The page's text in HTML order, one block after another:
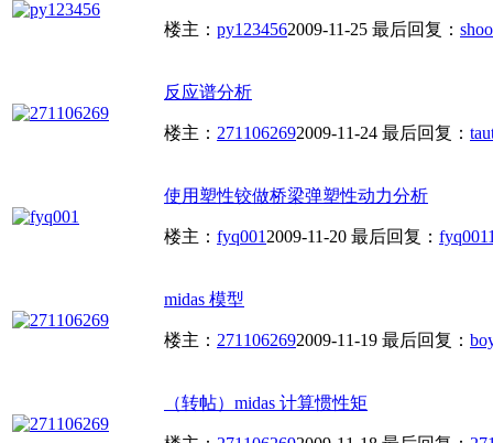
楼主： py1234562009-11-25 最后回复： shoo
反应谱分析
楼主： 2711062692009-11-24 最后回复：
使用塑性铰做桥梁弹塑性动力分析
楼主： fyq0012009-11-20 最后回复： fyq001
midas 模型
楼主： 2711062692009-11-19 最后回复：
（转帖）midas 计算惯性矩